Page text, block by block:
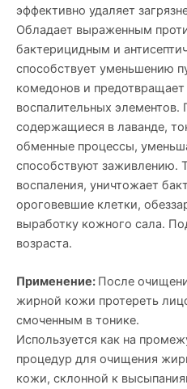
эффективно удаляет
Обладает выраженным
бактерицидным и
способствует уменьшению
комедонов и
воспалительных
содержащиеся в лаванде,
обменные процессы,
способствуют заживлению.
воспаления, уничтожает
ороговевшие клетки,
выработку кожного сала.
возраста.
Применение: После
жирной кожи протереть
смоченным в тонике.
Используется как на
процедур для очищения
кожи, склонной к